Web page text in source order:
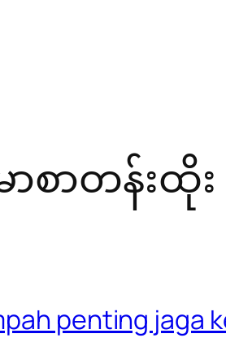
စာတန်းထိုး
penting jaga